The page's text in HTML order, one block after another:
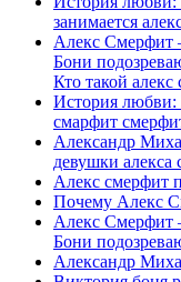
занимается
Алекс Смерфит
Бони
Кто такой алекс
История
смарфит
Александр
девушки алекса
Алекс смерфит
Почему Алекс
Алекс Смерфит
Бони
Александр